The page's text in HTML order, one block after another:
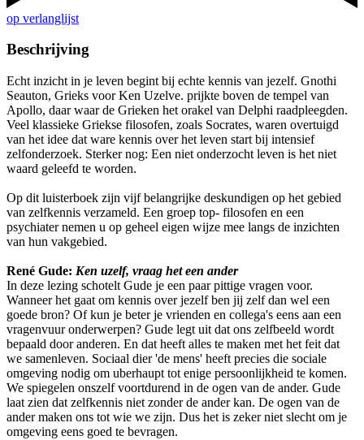
op verlanglijst
Beschrijving
Echt inzicht in je leven begint bij echte kennis van jezelf. Gnothi
Seauton, Grieks voor Ken Uzelve. prijkte boven de tempel van
Apollo, daar waar de Grieken het orakel van Delphi raadpleegden.
Veel klassieke Griekse filosofen, zoals Socrates, waren overtuigd
van het idee dat ware kennis over het leven start bij intensief
zelfonderzoek. Sterker nog: Een niet onderzocht leven is het niet
waard geleefd te worden.
Op dit luisterboek zijn vijf belangrijke deskundigen op het gebied
van zelfkennis verzameld. Een groep top- filosofen en een
psychiater nemen u op geheel eigen wijze mee langs de inzichten
van hun vakgebied.
René Gude: Ken uzelf, vraag het een ander
In deze lezing schotelt Gude je een paar pittige vragen voor.
Wanneer het gaat om kennis over jezelf ben jij zelf dan wel een
goede bron? Of kun je beter je vrienden en collega's eens aan een
vragenvuur onderwerpen? Gude legt uit dat ons zelfbeeld wordt
bepaald door anderen. En dat heeft alles te maken met het feit dat
we samenleven. Sociaal dier 'de mens' heeft precies die sociale
omgeving nodig om uberhaupt tot enige persoonlijkheid te komen.
We spiegelen onszelf voortdurend in de ogen van de ander. Gude
laat zien dat zelfkennis niet zonder de ander kan. De ogen van de
ander maken ons tot wie we zijn. Dus het is zeker niet slecht om je
omgeving eens goed te bevragen.